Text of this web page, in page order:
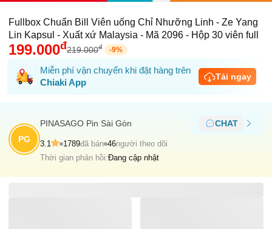
Fullbox Chuẩn Bill Viên uống Chỉ Nhưỡng Linh - Ze Yang
Lin Kapsul - Xuất xứ Malaysia - Mã 2096 - Hộp 30 viên full
199.000đ219.000đ -9%
Miễn phí vận chuyển khi đặt hàng trên
Chiaki App
Tải ngay
PG
PINASAGO Pin Sài Gòn CHAT
3.1 1789đã bán 46người theo dõi
Thời gian phản hồi:Đang cập nhật